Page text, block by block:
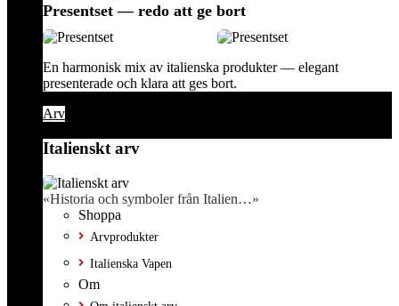
Presentset — redo att ge bort
En harmonisk mix av italienska produkter — elegant
presenterade och klara att ges bort.
Arv
Italienskt arv
«Historia och symboler från Italien…»
Shoppa
Arvprodukter
Italienska Vapen
Om